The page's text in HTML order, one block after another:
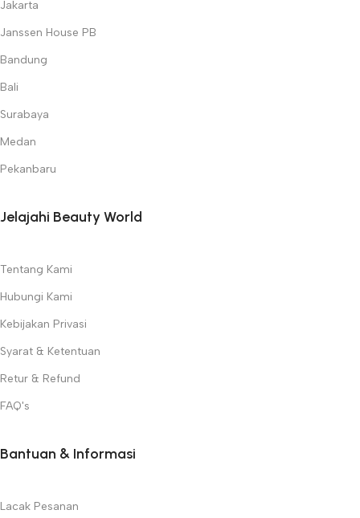
Jakarta
Janssen House PB
Bandung
Bali
Surabaya
Medan
Pekanbaru
Jelajahi Beauty World
Tentang Kami
Hubungi Kami
Kebijakan Privasi
Syarat & Ketentuan
Retur & Refund
FAQ's
Bantuan & Informasi
Lacak Pesanan